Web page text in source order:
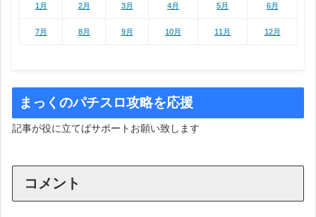
1月 2月 3月 4月 5月 6月
7月 8月 9月 10月 11月 12月
まっくのパチスロ攻略を応援
記事が役に立てばサポートお願い致します
コメント